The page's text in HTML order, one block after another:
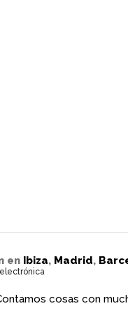
en Ibiza, Madrid,
cosas con